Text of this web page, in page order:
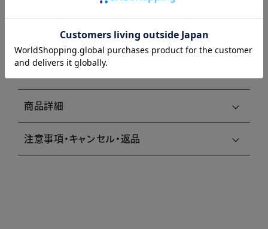
商品詳細
注意事項・キャンセル・返品